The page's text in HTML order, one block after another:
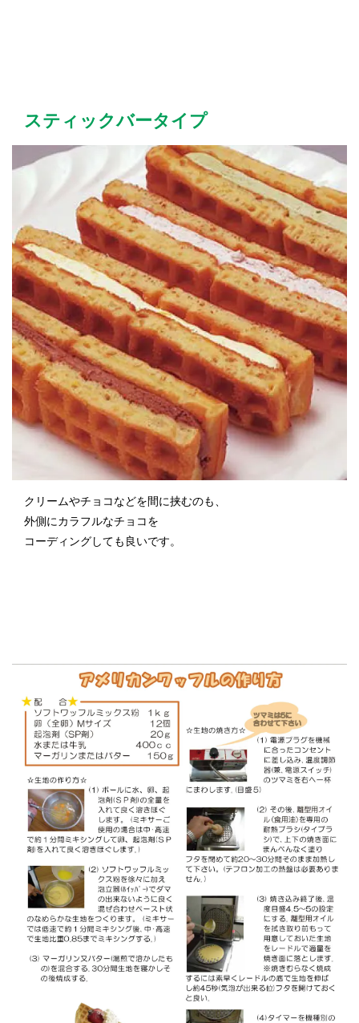
スティックバータイプ
クリームやチョコなどを間に挟むのも、
外側にカラフルなチョコを
コーディングしても良いです。